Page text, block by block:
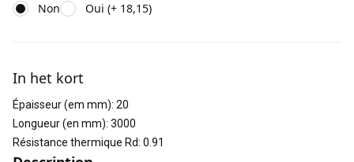
Non Oui (+ 18,15)
In het kort
Épaisseur (em mm): 20
Longueur (en mm): 3000
Résistance thermique Rd: 0.91